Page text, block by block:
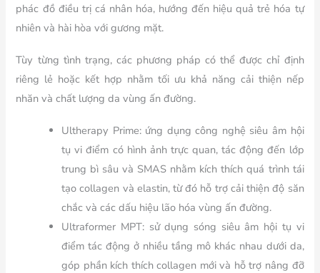
phác đồ điều trị cá nhân hóa, hướng đến hiệu quả trẻ hóa tự
nhiên và hài hòa với gương mặt.
Tùy từng tình trạng, các phương pháp có thể được chỉ định
riêng lẻ hoặc kết hợp nhằm tối ưu khả năng cải thiện nếp
nhăn và chất lượng da vùng ấn đường.
Ultherapy Prime: ứng dụng công nghệ siêu âm hội
tụ vi điểm có hình ảnh trực quan, tác động đến lớp
trung bì sâu và SMAS nhằm kích thích quá trình tái
tạo collagen và elastin, từ đó hỗ trợ cải thiện độ săn
chắc và các dấu hiệu lão hóa vùng ấn đường.
Ultraformer MPT: sử dụng sóng siêu âm hội tụ vi
điểm tác động ở nhiều tầng mô khác nhau dưới da,
góp phần kích thích collagen mới và hỗ trợ nâng đỡ